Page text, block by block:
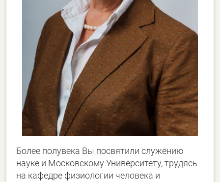
Более полувека Вы посвятили служению
науке и Московскому Университету, трудясь
на кафедре физиологии человека и